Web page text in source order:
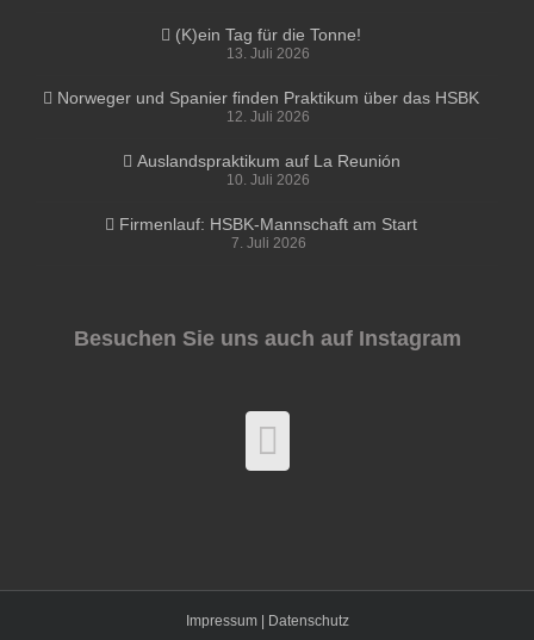
(K)ein Tag für die Tonne!
13. Juli 2026
Norweger und Spanier finden Praktikum über das HSBK
12. Juli 2026
Auslandspraktikum auf La Reunión
10. Juli 2026
Firmenlauf: HSBK-Mannschaft am Start
7. Juli 2026
Besuchen Sie uns auch auf Instagram
Impressum | Datenschutz